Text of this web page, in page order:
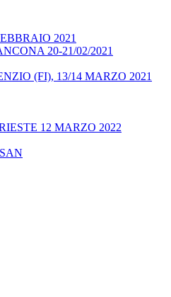
2021
20-21/02/2021
(FI), 13/14 MARZO 2021
12 MARZO 2022